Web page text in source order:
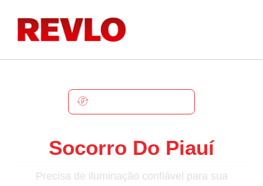
Socorro Do Piauí
Precisa de iluminação confiável para sua